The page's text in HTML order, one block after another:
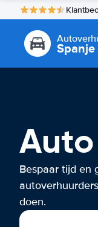
Spanje
Bespaar tijd en
doen.